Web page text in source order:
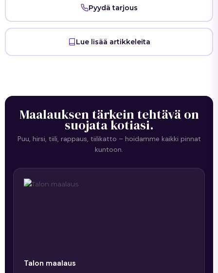
Pyydä tarjous
Lue lisää artikkeleita
Maalauksen tärkein tehtävä on
suojata kotiasi.
Puu, hirsi, tiili, rappaus, tiilikatto – hoidamme kaikki pinnat
kuntoon.
Talon maalaus